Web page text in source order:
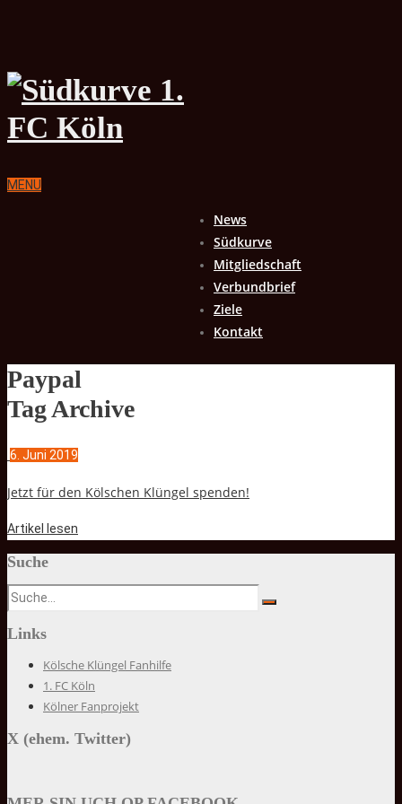
MENU
News
Südkurve
Mitgliedschaft
Verbundbrief
Ziele
Kontakt
Paypal
Tag Archive
6. Juni 2019
Jetzt für den Kölschen Klüngel spenden!
Artikel lesen
Suche
Links
Kölsche Klüngel Fanhilfe
1. FC Köln
Kölner Fanprojekt
X (ehem. Twitter)